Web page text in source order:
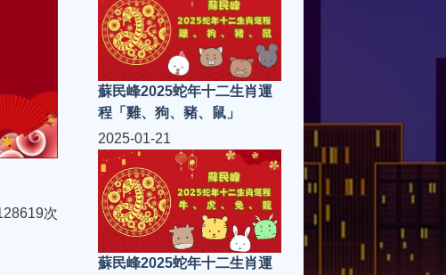
次
蘇民峰2025蛇年十二生肖運
程「雞、狗、豬、鼠」
2025-01-21
蘇民峰2025蛇年十二生肖運